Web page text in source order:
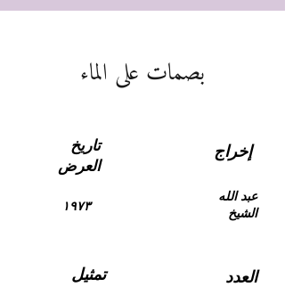
بصمات على الماء
تمثيل العدد
تاريخ
العرض
إخراج
١٩٧٣
عبد الله
الشيخ